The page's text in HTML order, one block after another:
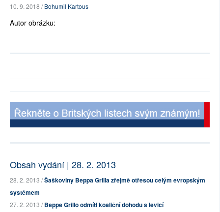
10. 9. 2018 /Bohumil Kartous
Autor obrázku:
Obsah vydání | 28. 2. 2013
28. 2. 2013 /Šaškoviny Beppa Grilla zřejmě otřesou celým evropským
systémem
27. 2. 2013 /Beppe Grillo odmítl koaliční dohodu s levicí